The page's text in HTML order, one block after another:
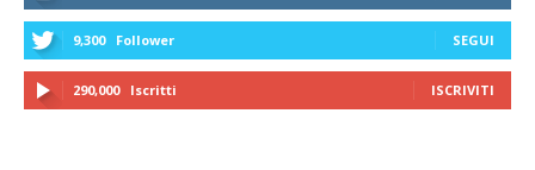
9,300 Follower SEGUI
290,000 Iscritti ISCRIVITI